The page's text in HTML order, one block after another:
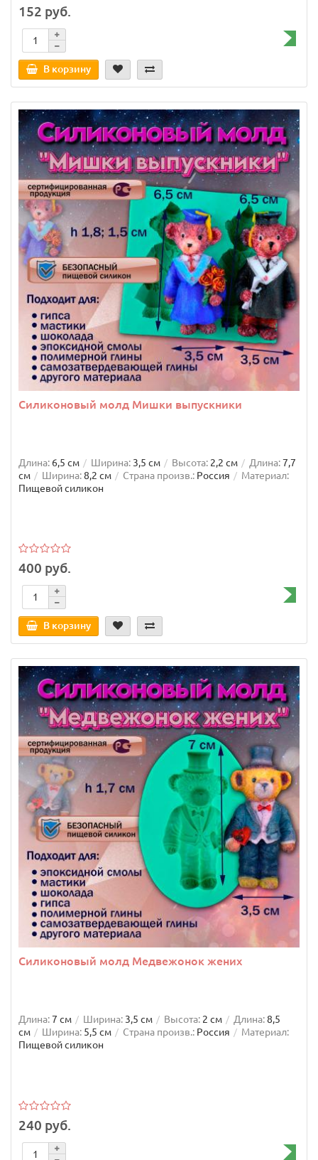
152 руб.
В корзину
Силиконовый молд Мишки выпускники
Длина: 6,5 см Ширина: 3,5 см Высота: 2,2 см Длина:7,7
см
Ширина:8,2 см Страна произв.: Россия
Материал:
Пищевой силикон
400 руб.
В корзину
Силиконовый молд Медвежонок жених
Длина:7 см Ширина: 3,5 см Высота: 2 см Длина:8,5
см
Ширина: 5,5 см Страна произв.: Россия
Материал:
Пищевой силикон
240 руб.